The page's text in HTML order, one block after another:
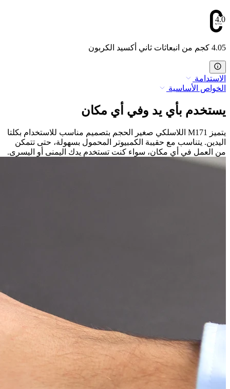
4.05
4.05 كجم من انبعاثات ثاني أكسيد الكربون
الاستدامة
الخواص الأساسية
يستخدم بأي يد وفي أي مكان
يتميز M171 اللاسلكي صغير الحجم بتصميم مناسب للاستخدام بكلتا
اليدين. يتناسب مع حقيبة الكمبيوتر المحمول بسهولة، حتى تتمكن
من العمل في أي مكان، سواء كنت تستخدم يدك اليمنى أو اليسرى.